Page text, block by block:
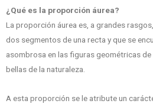
¿Qué es la proporción áurea?
La proporción áurea es, a grandes
dos segmentos de una recta y que se
asombrosa en las figuras geométricas
bellas de la naturaleza.
A esta proporción se le atribute un